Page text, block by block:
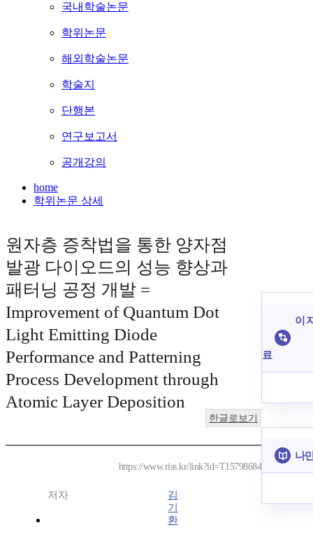
국내학술논문
학위논문
해외학술논문
학술지
단행본
연구보고서
공개강의
home
학위논문 상세
원자층 증착법을 통한 양자점
발광 다이오드의 성능 향상과
패터닝 공정 개발 =
Improvement of Quantum Dot
Light Emitting Diode
Performance and Patterning
Process Development through
Atomic Layer Deposition
한글로보기
https://www.riss.kr/link?id=T15798684
저자
김
기
환
이
료
나